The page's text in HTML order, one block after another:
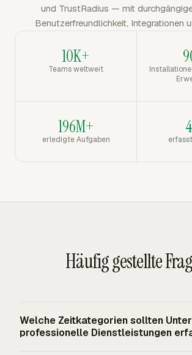
und TrustRadius — mit
Benutzerfreundlichkeit, Integrationen
10K+
Teams weltweit
196M+
erledigte Aufgaben
Häufig gestellte
Welche Zeitkategorien sollten
professionelle Dienstleistungen